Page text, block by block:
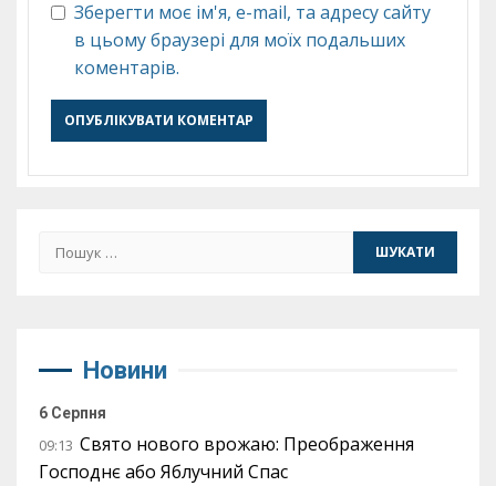
Зберегти моє ім'я, e-mail, та адресу сайту
в цьому браузері для моїх подальших
коментарів.
Пошук:
Новини
6 Серпня
09:13 Свято нового врожаю: Преображення
Господнє або Яблучний Спас